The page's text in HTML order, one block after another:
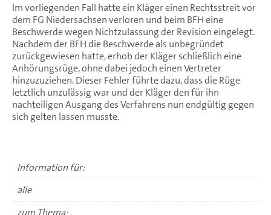
Im vorliegenden Fall hatte ein Kläger einen Rechtsstreit vor
dem FG Niedersachsen verloren und beim BFH eine
Beschwerde wegen Nichtzulassung der Revision eingelegt.
Nachdem der BFH die Beschwerde als unbegründet
zurückgewiesen hatte, erhob der Kläger schließlich eine
Anhörungsrüge, ohne dabei jedoch einen Vertreter
hinzuzuziehen. Dieser Fehler führte dazu, dass die Rüge
letztlich unzulässig war und der Kläger den für ihn
nachteiligen Ausgang des Verfahrens nun endgültig gegen
sich gelten lassen musste.
Information für:
alle
zum Thema: